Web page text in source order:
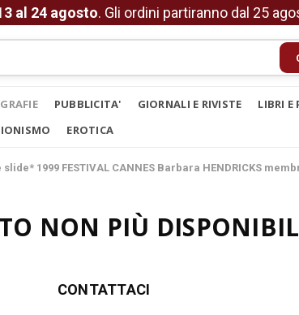
al 24 agosto. Gli ordini partiranno dal 25
PUBBLICITA' GIORNALI E RIVISTE LIBRI E
EROTICA
1999 FESTIVAL CANNES Barbara HENDRICKS
NON PIÙ
CONTATTACI